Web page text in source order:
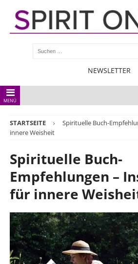
NEWSLETTER
MENÜ
STARTSEITE
Spirituelle Buch-
innere Weisheit
Spirituelle Buch-
Empfehlungen –
für innere